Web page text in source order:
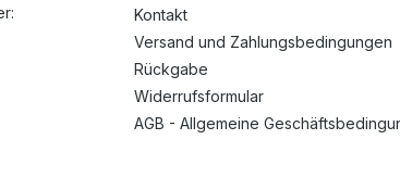
Kontakt
Versand und Zahlungsbedingungen
Rückgabe
Widerrufsformular
AGB - Allgemeine